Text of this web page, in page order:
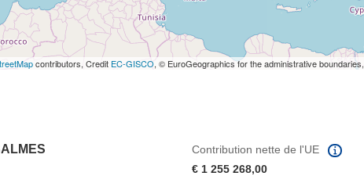
contributors, Credit EC-GISCO, © EuroGeographics for the administrative boundaries,
Contribution nette de l'UE
€ 1 255 268,00